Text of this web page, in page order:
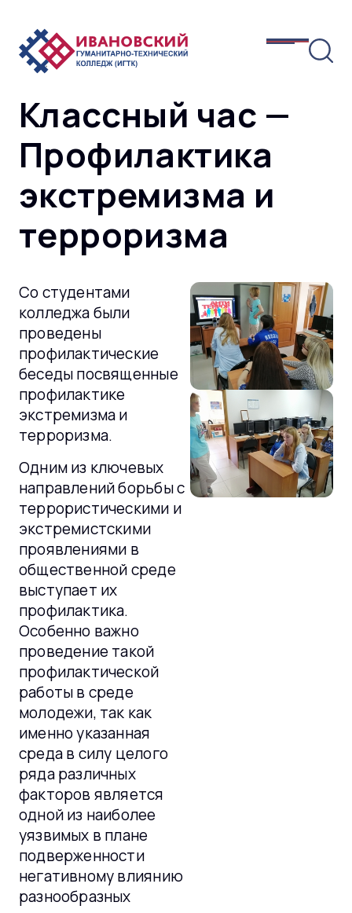
Классный час —
Профилактика
экстремизма и
терроризма
Со студентами
колледжа были
проведены
профилактические
беседы посвященные
профилактике
экстремизма и
терроризма.
Одним из ключевых
направлений борьбы с
террористическими и
экстремистскими
проявлениями в
общественной среде
выступает их
профилактика.
Особенно важно
проведение такой
профилактической
работы в среде
молодежи, так как
именно указанная
среда в силу целого
ряда различных
факторов является
одной из наиболее
уязвимых в плане
подверженности
негативному влиянию
разнообразных